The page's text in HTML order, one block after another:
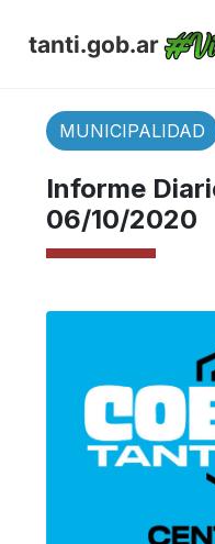
tanti.gob.ar
MUNICIPALIDAD
Informe
06/10/2020